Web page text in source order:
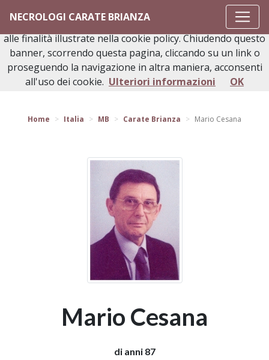
NECROLOGI CARATE BRIANZA
Torna indietro
Home Italia MB Carate Brianza Mario Cesana
Mario Cesana
di anni 87
Questo sito o gli strumenti terzi da questo utilizzati si
avvalgono di cookie necessari al funzionamento ed utili
alle finalità illustrate nella cookie policy. Chiudendo questo
banner, scorrendo questa pagina, cliccando su un link o
proseguendo la navigazione in altra maniera, acconsenti
all'uso dei cookie. Ulteriori informazioni OK